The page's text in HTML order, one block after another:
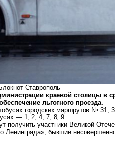
Ставрополь
краевой столицы в
льготного проезда.
городских маршрутов №
— 1, 2, 4, 7, 8, 9.
получить участники Великой
Ленинграда», бывшие